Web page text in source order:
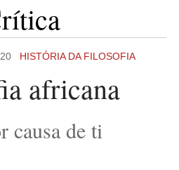
HISTÓRIA DA FILOSOFIA
africana
causa de ti